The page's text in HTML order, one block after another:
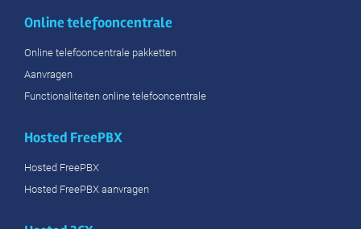
Online telefooncentrale
Online telefooncentrale pakketten
Aanvragen
Functionaliteiten online telefooncentrale
Hosted FreePBX
Hosted FreePBX
Hosted FreePBX aanvragen